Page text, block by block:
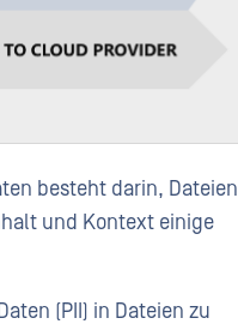
besteht darin, Dateien
und Kontext einige
(PII) in Dateien zu